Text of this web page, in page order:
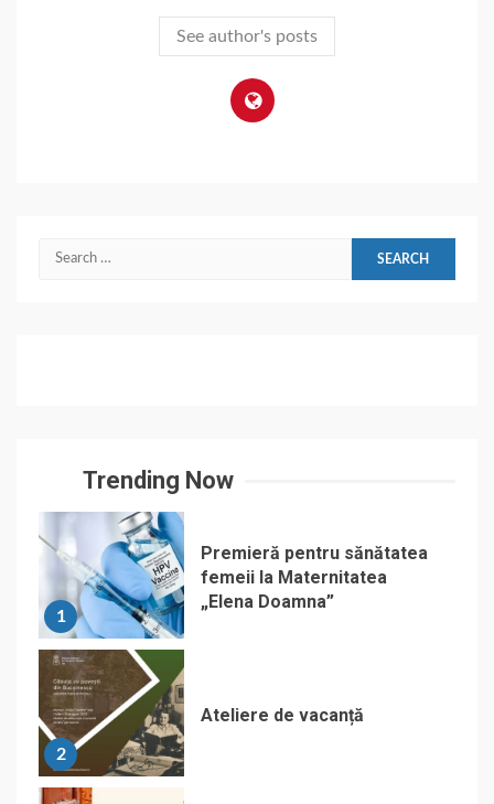
See author's posts
Search
Trending Now
1
Premieră pentru sănătatea
femeii la Maternitatea
„Elena Doamna”
2
Ateliere de vacanță